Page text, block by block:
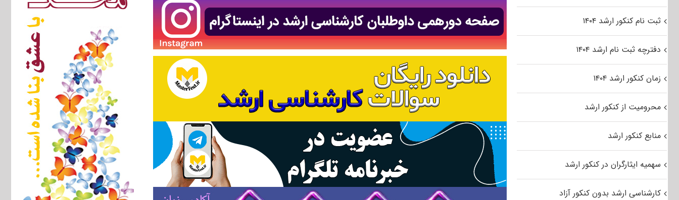
ثبت نام کنکور ارشد ۱۴۰۴
دفترچه ثبت نام ارشد ۱۴۰۴
زمان کنکور ارشد ۱۴۰۴
محرومیت از کنکور ارشد
منابع کنکور ارشد
سهمیه ایثارگران در کنکور ارشد
کارشناسی ارشد بدون کنکور آزاد